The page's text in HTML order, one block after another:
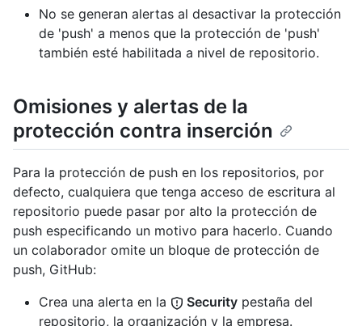
No se generan alertas al desactivar la protección
de 'push' a menos que la protección de 'push'
también esté habilitada a nivel de repositorio.
Omisiones y alertas de la
protección contra inserción
Para la protección de push en los repositorios, por
defecto, cualquiera que tenga acceso de escritura al
repositorio puede pasar por alto la protección de
push especificando un motivo para hacerlo. Cuando
un colaborador omite un bloque de protección de
push, GitHub:
Crea una alerta en la
Security pestaña del
repositorio, la organización y la empresa.